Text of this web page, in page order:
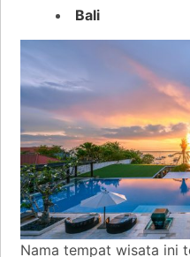
Bali
Nama tempat wisata ini